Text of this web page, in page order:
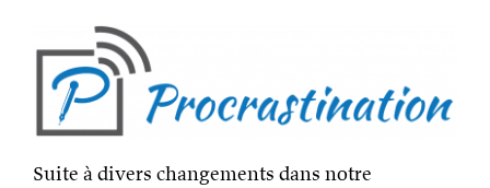
Suite à divers changements dans notre